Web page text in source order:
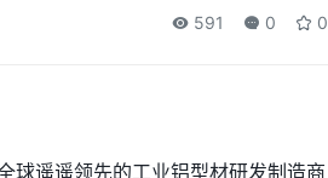
591 0 0
遥遥领先的工业铝型材研发制造商